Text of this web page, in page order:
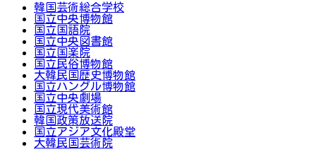
韓国芸術総合学校
国立中央博物館
国立国語院
国立中央図書館
国立国楽院
国立民俗博物館
大韓民国歴史博物館
国立ハングル博物館
国立中央劇場
国立現代美術館
韓国政策放送院
国立アジア文化殿堂
大韓民国芸術院